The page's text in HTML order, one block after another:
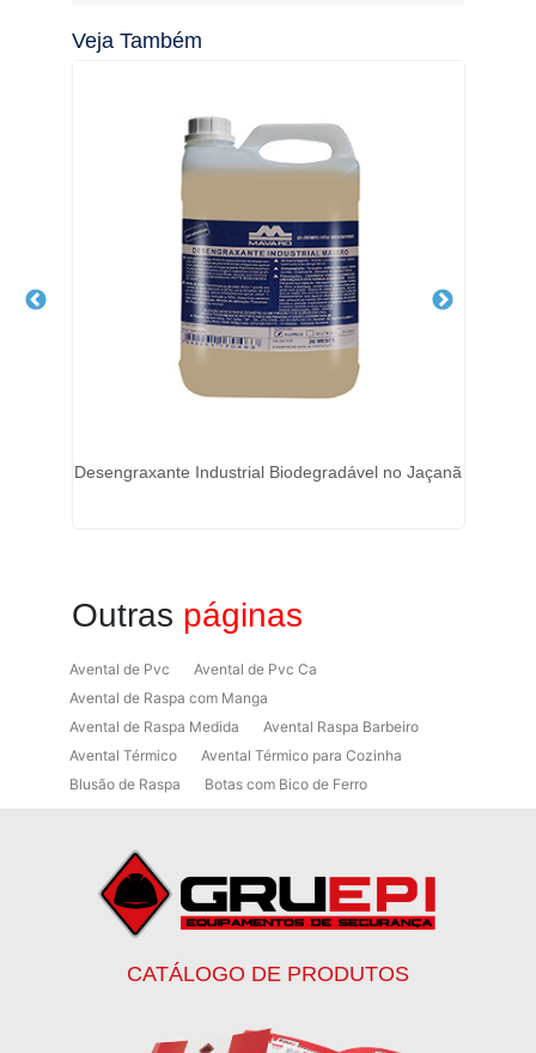
Veja Também
Desengraxante Industrial Biodegradável no Jaçanã
Outras páginas
Avental de Pvc
Avental de Pvc Ca
Avental de Raspa com Manga
Avental de Raspa Medida
Avental Raspa Barbeiro
Avental Térmico
Avental Térmico para Cozinha
Blusão de Raspa
Botas com Bico de Ferro
Botinas
Botinas Bico de Ferro
Botinas de Segurança
Botinas de Trabalho
Botinas EPI
Botinas Masculinas para Trabalho
Calçados de Segurança
Calçados de Segurança Epi
Capacete de Segurança Ca
CATÁLOGO DE PRODUTOS